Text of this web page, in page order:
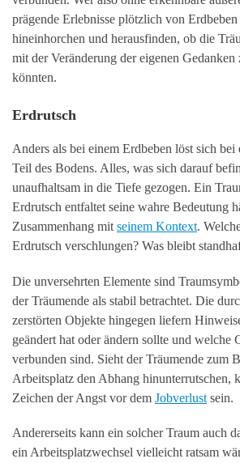
prägende Erlebnisse plötzlich von
hineinhorchen und herausfinden, ob die
mit der Veränderung der eigenen Gedanken
könnten.
Erdrutsch
Anders als bei einem Erdbeben löst sich bei
Teil des Bodens. Alles, was sich darauf
unaufhaltsam in die Tiefe gezogen. Ein
Erdrutsch entfaltet seine wahre Bedeutung
Zusammenhang mit seinem Kontext.
Erdrutsch verschlungen? Was bleibt
Die unversehrten Elemente sind
der Träumende als stabil betrachtet. Die
zerstörten Objekte hingegen liefern
geändert hat oder ändern sollte und welche
verbunden sind. Sieht der Träumende zum
Arbeitsplatz den Abhang hinunterrutschen,
Zeichen der Angst vor dem Jobverlust sein.
Andererseits kann ein solcher Traum auch
ein Arbeitsplatzwechsel vielleicht ratsam